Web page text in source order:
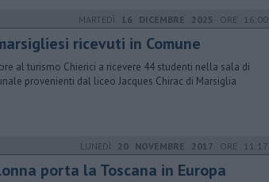
MARTEDÌ 16 DICEMBRE 2025 ORE 16:00
ricevuti in Comune
al turismo Chierici a ricevere 44 studenti nella sala di
provenienti dal liceo Jacques Chirac di Marsiglia
LUNEDÌ 20 NOVEMBRE 2017 ORE 11:17
porta la Toscana in Europa